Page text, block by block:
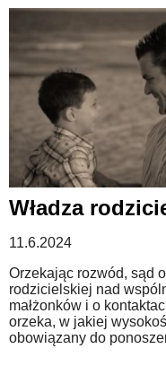
Władza
11.6.2024
Orzekając rozwód, sąd
rodzicielskiej nad
małżonków i o
orzeka, w jakiej
obowiązany do